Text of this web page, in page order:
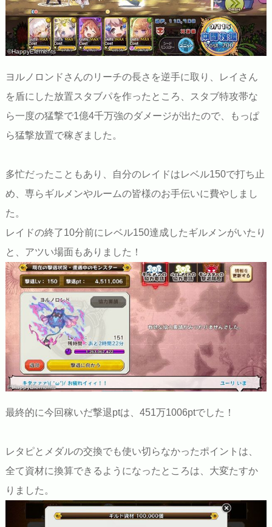
©HappyElements
ヨルノロンドさんのリーチの長さを逆手に取り、レイさん
を盾にした放置スタブパを作ったところ、スタブ特攻帯な
ら一度の猛撃で1億4千万強のダメージが出たので、もっぱ
ら猛撃放置で稼ぎました。
多忙だったこともあり、自分のレイドはレベル150で打ち止
め、専らギルメンやルームの皆様のお手伝いに費やしまし
た。
レイドの終了10分前にレベル150達成したギルメンがいたり
と、アツい場面もありました！
©HappyElements
最終的に今回稼いだ撃退ptは、451万1006ptでした！
レタピとメダルの交換でも使い切らなかったポイントは、
全て資材に換算できるようになったところは、大変たすか
りました。